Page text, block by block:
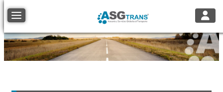
Toggle navigation